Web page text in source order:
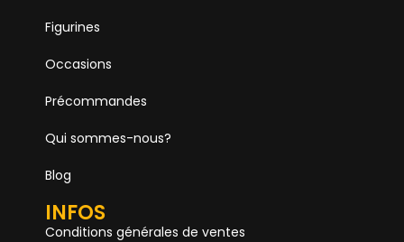
Figurines
Occasions
Précommandes
Qui sommes-nous?
Blog
INFOS
Conditions générales de ventes